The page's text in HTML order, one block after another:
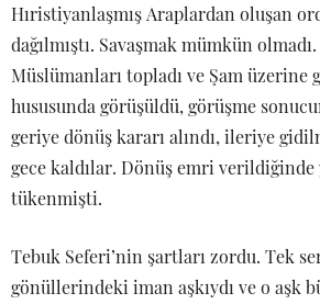
Hıristiyanlaşmış Araplardan oluşan
dağılmıştı. Savaşmak mümkün
Müslümanları topladı ve Şam üzerine
hususunda görüşüldü, görüşme
geriye dönüş kararı alındı, ileriye
gece kaldılar. Dönüş emri
tükenmişti.
Tebuk Seferi’nin şartları zordu. Tek
gönüllerindeki iman aşkıydı ve o aşk